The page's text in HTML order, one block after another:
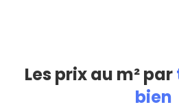
Les prix au m² par
bien